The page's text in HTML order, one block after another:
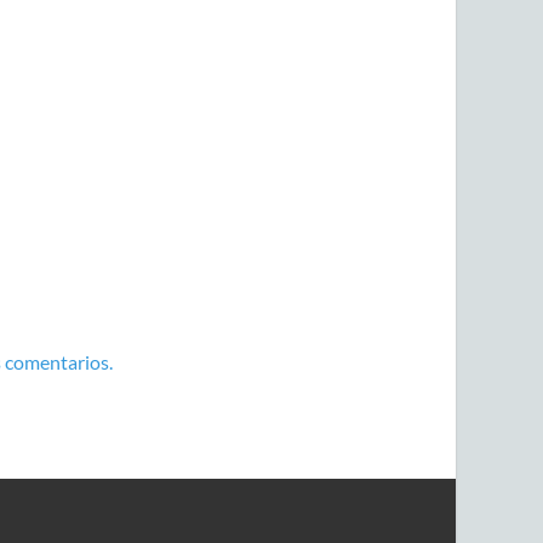
comentarios.